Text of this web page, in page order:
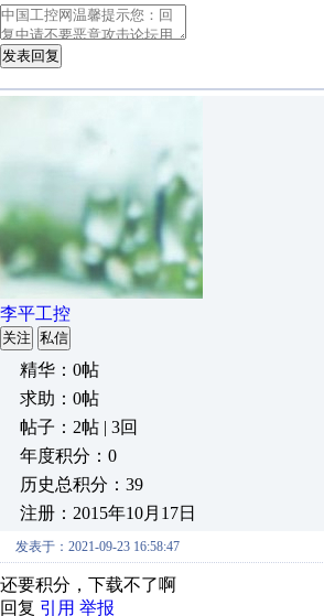
发表回复
李平工控
关注 私信
精华：0帖
求助：0帖
帖子：2帖 | 3回
年度积分：0
历史总积分：39
注册：2015年10月17日
发表于：2021-09-23 16:58:47
还要积分，下载不了啊
回复 引用 举报